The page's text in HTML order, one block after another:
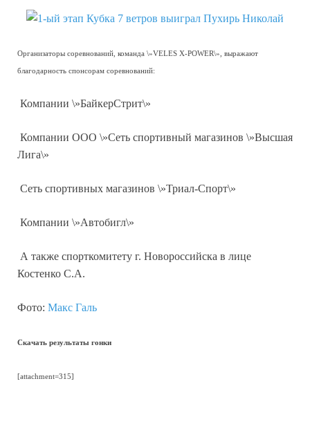
Организаторы соревнований, команда \»VELES X-POWER\», выражают
благодарность спонсорам соревнований:
Компании \»БайкерСтрит\»
Компании ООО \»Сеть спортивный магазинов \»Высшая
Лига\»
Сеть спортивных магазинов \»Триал-Спорт\»
Компании \»Автобигл\»
А также спорткомитету г. Новороссийска в лице
Костенко С.А.
Фото: Макс Галь
Скачать результаты гонки
[attachment=315]